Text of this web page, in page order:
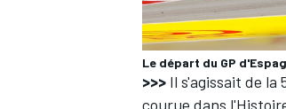
Le départ du GP
>>> Il s'agissait de la
courue dans